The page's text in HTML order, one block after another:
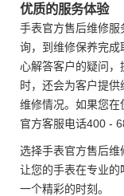
优质的服务体验
手表官方售后维修
询，到维修保养完
心解答客户的疑问，
时，还会为客户提
维修情况。如果您
官方客服电话400 -
选择手表官方售后维
让您的手表在专业
一个精彩的时刻。